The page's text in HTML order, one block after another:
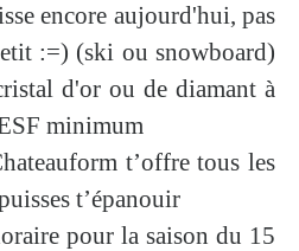
encore aujourd'hui, pas
:=) (ski ou snowboard)
d'or ou de diamant à
minimum
t’offre tous les
t’épanouir
pour la saison du 15